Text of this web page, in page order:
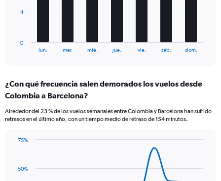
Range:
The
Range:
7
The
chart
displaying
lun. mar. mié. jue. vie. sáb. dom.
0
4
¿Con qué frecuencia salen demorados los vuelos desde
Colombia a Barcelona?
Alrededor del 23 % de los vuelos semanales entre Colombia y Barcelona han sufrido
retrasos en el último año, con un tiempo medio de retraso de 154 minutos.
14
50%
75%